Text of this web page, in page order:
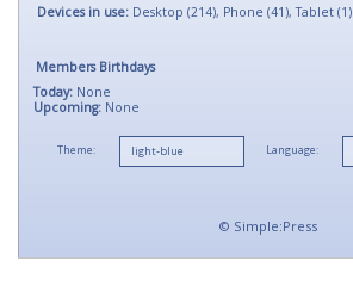
Devices in use: Desktop (214), Phone (41), Tablet (1)
Members Birthdays
Today: None
Upcoming: None
Theme: Language:
© Simple:Press